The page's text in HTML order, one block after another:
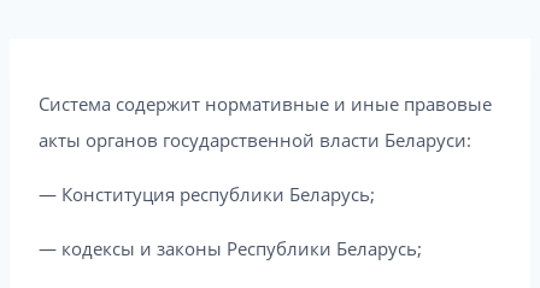
Система содержит нормативные и иные правовые
акты органов государственной власти Беларуси:
— Конституция республики Беларусь;
— кодексы и законы Республики Беларусь;